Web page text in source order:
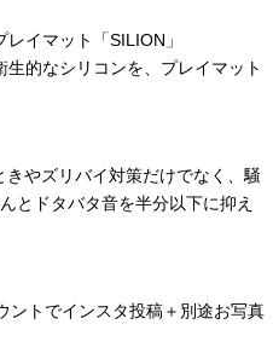
イマット「SILION」
的なシリコンを、プレイマット
やズリバイ対策だけでなく、騒
とドタバタ音を半分以下に抑え
ントでインスタ投稿＋別途お写真